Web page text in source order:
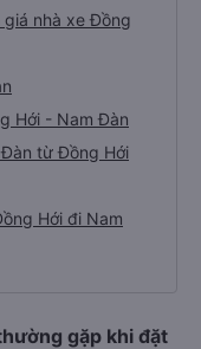
giá nhà xe Đồng
Hới - Nam Đàn
từ Đồng Hới
Hới đi Nam
gặp khi đặt